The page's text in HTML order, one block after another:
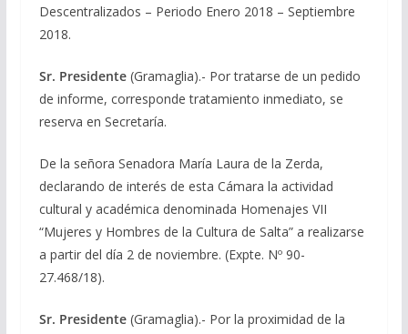
Descentralizados – Periodo Enero 2018 – Septiembre
2018.
Sr. Presidente (Gramaglia).- Por tratarse de un pedido
de informe, corresponde tratamiento inmediato, se
reserva en Secretaría.
De la señora Senadora María Laura de la Zerda,
declarando de interés de esta Cámara la actividad
cultural y académica denominada Homenajes VII
“Mujeres y Hombres de la Cultura de Salta” a realizarse
a partir del día 2 de noviembre. (Expte. Nº 90-
27.468/18).
Sr. Presidente(Gramaglia).- Por la proximidad de la